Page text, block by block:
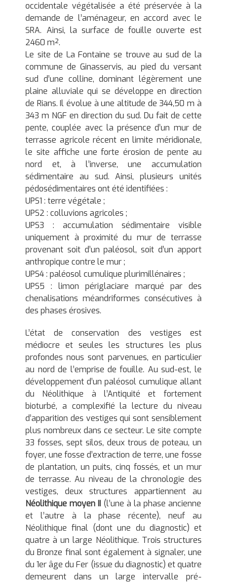
occidentale végétalisée a été préservée à la
demande de l’aménageur, en accord avec le
SRA. Ainsi, la surface de fouille ouverte est
2460 m².
Le site de La Fontaine se trouve au sud de la
commune de Ginasservis, au pied du versant
sud d’une colline, dominant légèrement une
plaine alluviale qui se développe en direction
de Rians. Il évolue à une altitude de 344,50 m à
343 m NGF en direction du sud. Du fait de cette
pente, couplée avec la présence d’un mur de
terrasse agricole récent en limite méridionale,
le site affiche une forte érosion de pente au
nord et, à l’inverse, une accumulation
sédimentaire au sud. Ainsi, plusieurs unités
pédosédimentaires ont été identifiées :
UPS1 : terre végétale ;
UPS2 : colluvions agricoles ;
UPS3 : accumulation sédimentaire visible
uniquement à proximité du mur de terrasse
provenant soit d’un paléosol, soit d’un apport
anthropique contre le mur ;
UPS4 : paléosol cumulique plurimillénaires ;
UPS5 : limon périglaciare marqué par des
chenalisations méandriformes consécutives à
des phases érosives.
L’état de conservation des vestiges est
médiocre et seules les structures les plus
profondes nous sont parvenues, en particulier
au nord de l’emprise de fouille. Au sud-est, le
développement d’un paléosol cumulique allant
du Néolithique à l’Antiquité et fortement
bioturbé, a complexifié la lecture du niveau
d’apparition des vestiges qui sont sensiblement
plus nombreux dans ce secteur. Le site compte
33 fosses, sept silos, deux trous de poteau, un
foyer, une fosse d’extraction de terre, une fosse
de plantation, un puits, cinq fossés, et un mur
de terrasse. Au niveau de la chronologie des
vestiges, deux structures appartiennent au
Néolithique moyen II (l’une à la phase ancienne
et l’autre à la phase récente), neuf au
Néolithique final (dont une du diagnostic) et
quatre à un large Néolithique. Trois structures
du Bronze final sont également à signaler, une
du 1er âge du Fer (issue du diagnostic) et quatre
demeurent dans un large intervalle pré-